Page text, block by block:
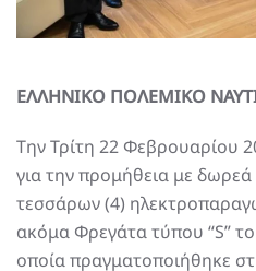
ΕΛΛΗΝΙΚΟ ΠΟΛΕΜΙΚΟ
Την Τρίτη 22 Φεβρουαρίου
για την προμήθεια με
τεσσάρων (4)
ακόμα Φρεγάτα τύπου “S”
οποία πραγματοποιήθηκε